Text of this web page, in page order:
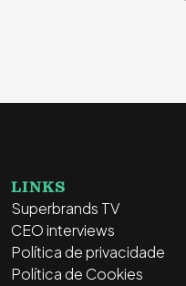
LINKS
Superbrands TV
CEO interviews
Política de privacidade
Política de Cookies